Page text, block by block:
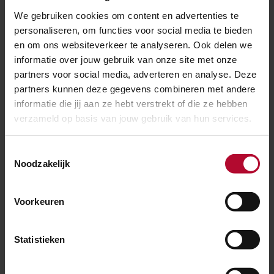
We gebruiken cookies om content en advertenties te
personaliseren, om functies voor social media te bieden
en om ons websiteverkeer te analyseren. Ook delen we
informatie over jouw gebruik van onze site met onze
partners voor social media, adverteren en analyse. Deze
partners kunnen deze gegevens combineren met andere
informatie die jij aan ze hebt verstrekt of die ze hebben
verzameld op basis van jouw gebruik van hun services.
Noodzakelijk
Voorkeuren
Statistieken
per uur, zoals perronsverbredingen.
Over een lengte van drie kilometer wordt het spoor en
verplaatsen en vernieuwen we in totaal ruim 30.000
ton ballast. Het was de bedoeling het project in 2022
af te ronden. Door het ontbreken van essentiële
componenten, veroorzaakt door de Oekraïneoorlog
verplaatst naar juni 2023. Het spoor moet donderdag
22 juni in de ochtend weer in dienst zijn voor de TT-